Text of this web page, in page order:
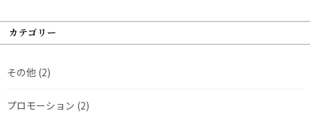
カテゴリー
その他 (2)
プロモーション (2)